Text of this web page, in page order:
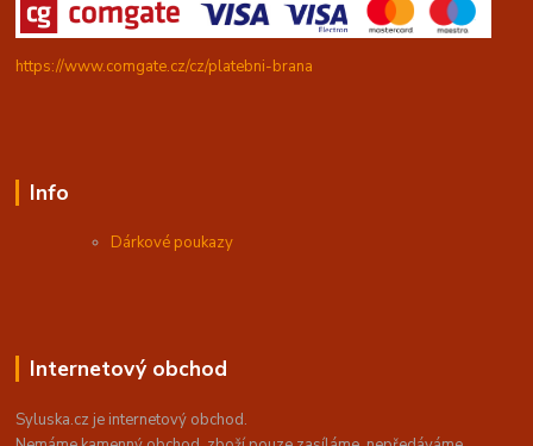
https://www.comgate.cz/cz/platebni-brana
Info
Dárkové poukazy
Internetový obchod
Syluska.cz je internetový obchod.